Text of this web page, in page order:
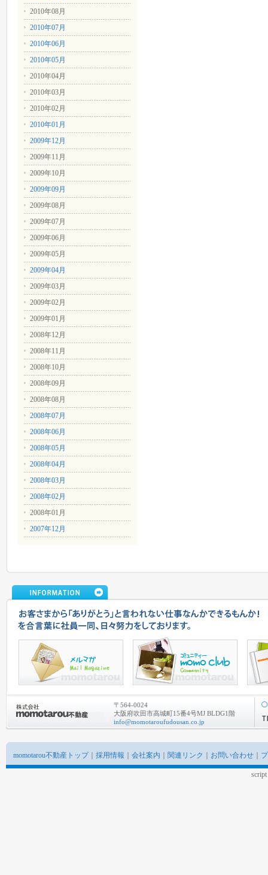
2010年08月
2010年07月
2010年06月
2010年05月
2010年04月
2010年03月
2010年02月
2010年01月
2009年12月
2009年11月
2009年10月
2009年09月
2009年08月
2009年07月
2009年06月
2009年05月
2009年04月
2009年03月
2009年02月
2009年01月
2008年12月
2008年11月
2008年10月
2008年09月
2008年08月
2008年07月
2008年06月
2008年05月
2008年04月
2008年03月
2008年02月
2008年01月
2007年12月
〒564-0024
大阪府吹田市高城町15番4号MJ BLDG1階
info@momotaroufudousan.co.jp
momotarou不動産トップ｜ 採用情報 会社案内 関連リンク お問い合わせ